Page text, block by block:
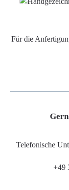
Für die
Telefonische
+49